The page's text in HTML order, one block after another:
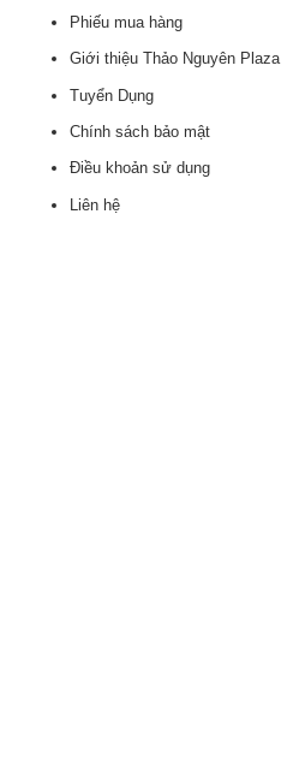
Phiếu mua hàng
Giới thiệu Thảo Nguyên Plaza
Tuyển Dụng
Chính sách bảo mật
Điều khoản sử dụng
Liên hệ